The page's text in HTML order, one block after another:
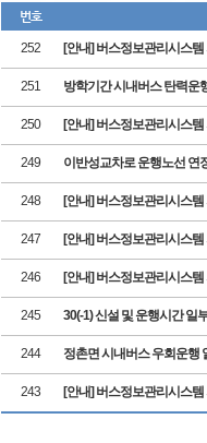
번호
252 [안내] 버스정보관리시스
251 방학기간 시내버스 탄력운
250 [안내] 버스정보관리시스
249 이반성교차로 운행노선 연
248 [안내] 버스정보관리시스
247 [안내] 버스정보관리시스
246 [안내] 버스정보관리시스
245 30(-1) 신설 및 운행시간 일
244 정촌면 시내버스 우회운행
243 [안내] 버스정보관리시스